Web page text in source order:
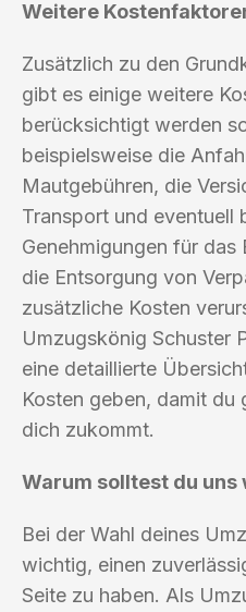
Weitere
Zusätzlich zu den
gibt es einige weitere
berücksichtigt werden
beispielsweise die
Mautgebühren, die
Transport und eventuell
Genehmigungen für
die Entsorgung von
zusätzliche Kosten
Umzugskönig Schuster
eine detaillierte
Kosten geben, damit
dich zukommt.
Warum solltest du uns
Bei der Wahl deines
wichtig, einen
Seite zu haben. Als